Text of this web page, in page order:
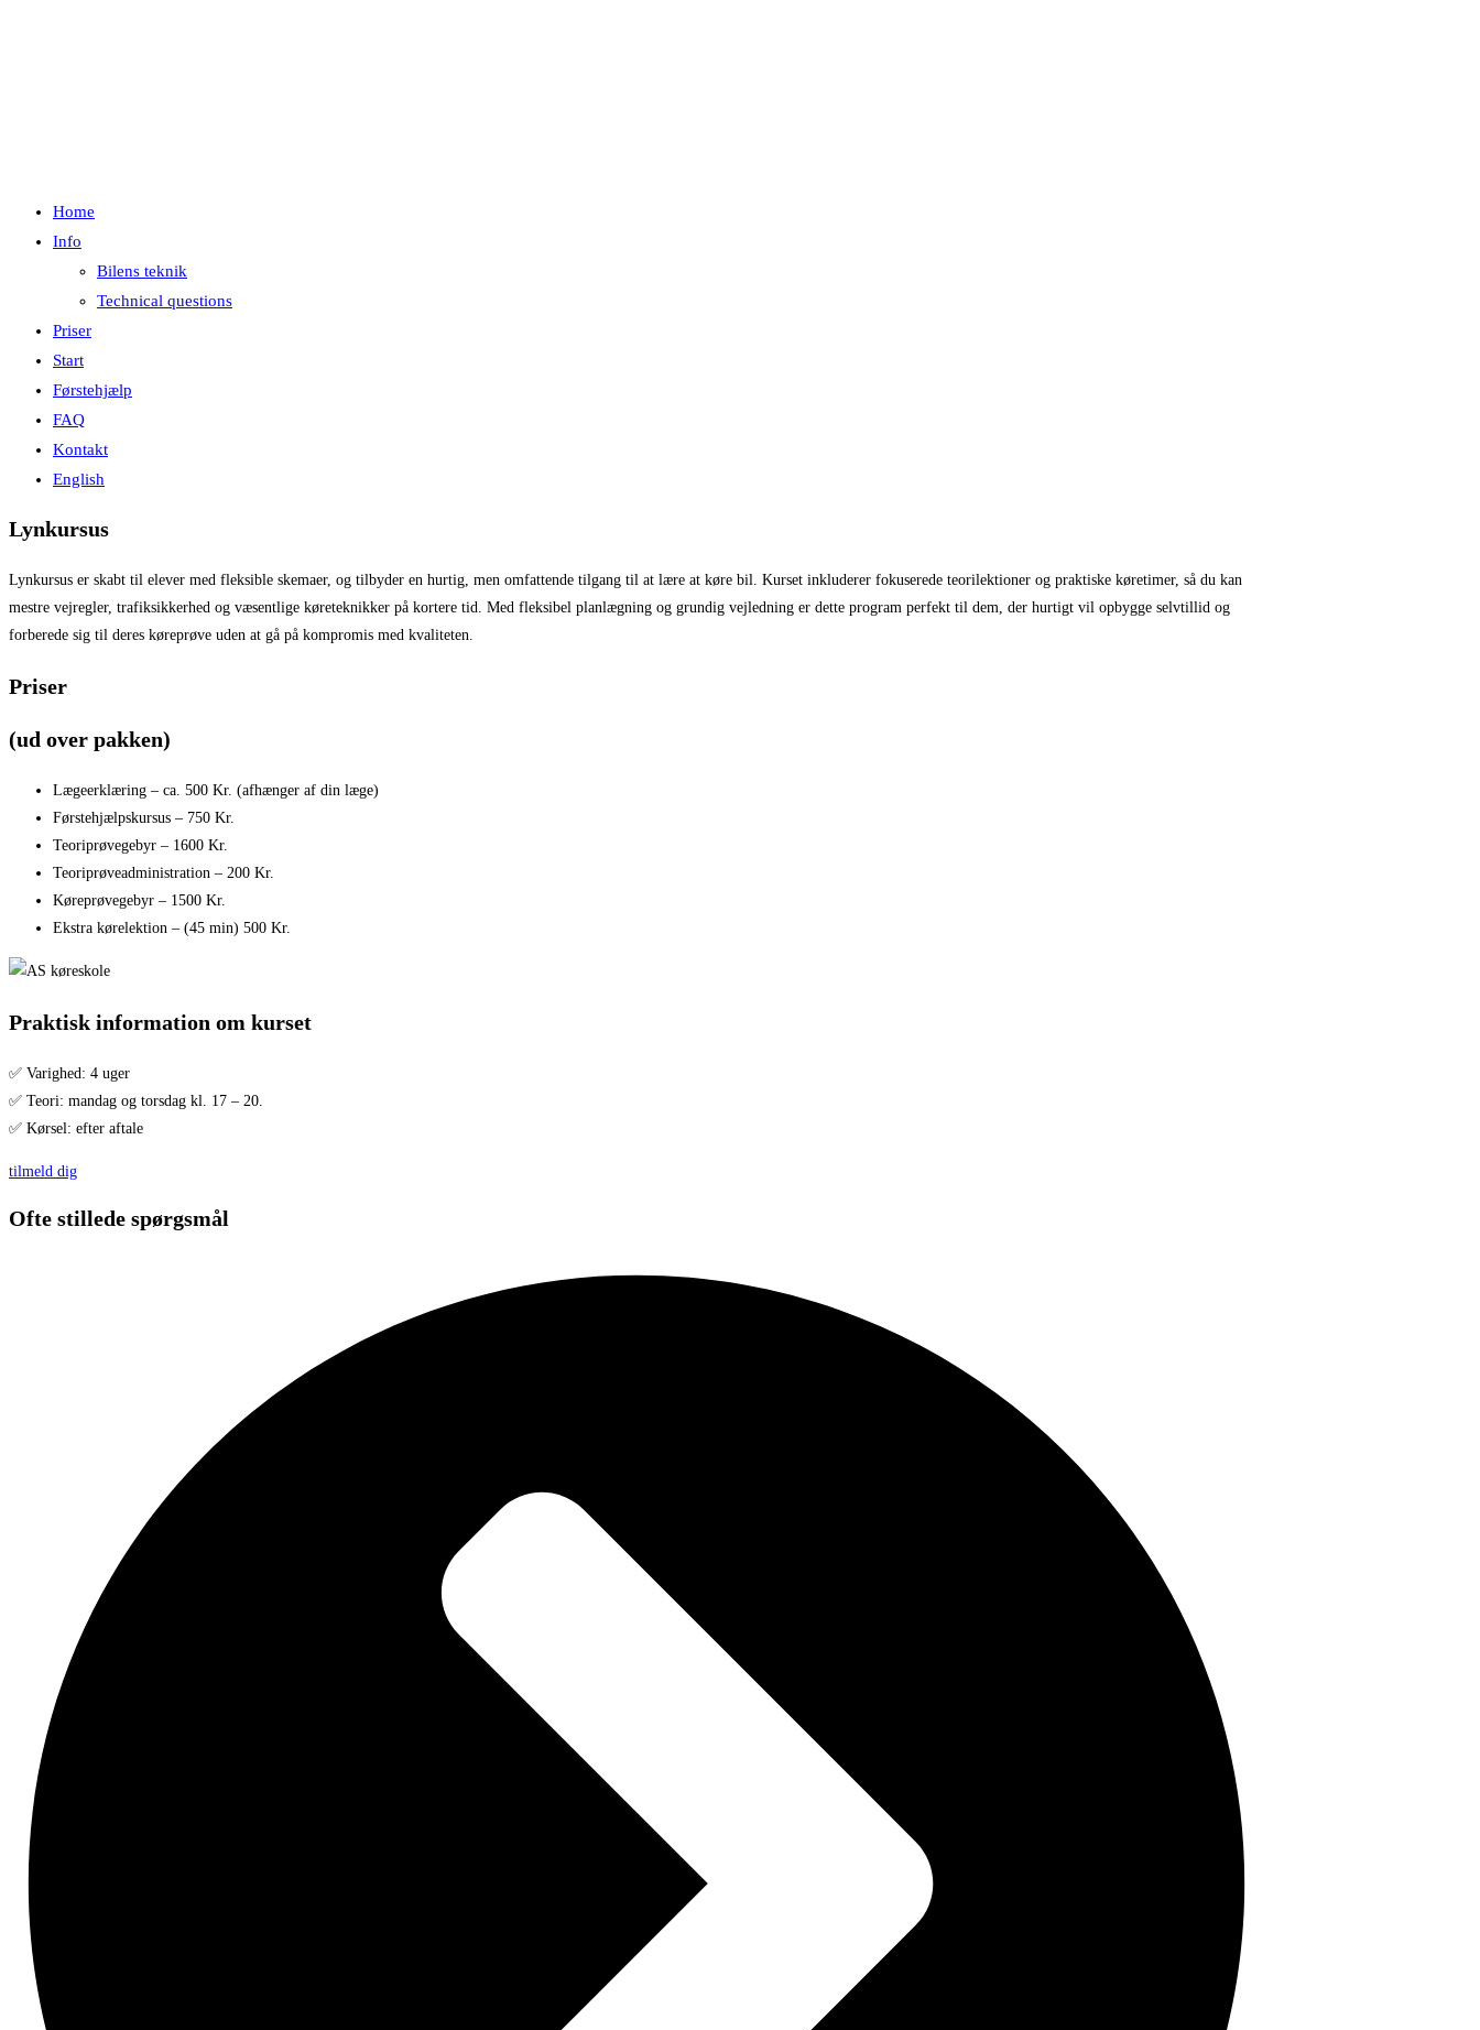
Home
Info
Bilens teknik
Technical questions
Priser
Start
Førstehjælp
FAQ
Kontakt
English
Lynkursus
Lynkursus er skabt til elever med fleksible skemaer, og tilbyder en hurtig, men omfattende tilgang til at lære at køre bil. Kurset inkluderer fokuserede teorilektioner og praktiske køretimer, så du kan
mestre vejregler, trafiksikkerhed og væsentlige køreteknikker på kortere tid. Med fleksibel planlægning og grundig vejledning er dette program perfekt til dem, der hurtigt vil opbygge selvtillid og
forberede sig til deres køreprøve uden at gå på kompromis med kvaliteten.
Priser
(ud over pakken)
Lægeerklæring – ca. 500 Kr. (afhænger af din læge)
Førstehjælpskursus – 750 Kr.
Teoriprøvegebyr – 1600 Kr.
Teoriprøveadministration – 200 Kr.
Køreprøvegebyr – 1500 Kr.
Ekstra kørelektion – (45 min) 500 Kr.
Praktisk information om kurset
✅ Varighed: 4 uger
✅ Teori: mandag og torsdag kl. 17 – 20.
✅ Kørsel: efter aftale
tilmeld dig
Ofte stillede spørgsmål